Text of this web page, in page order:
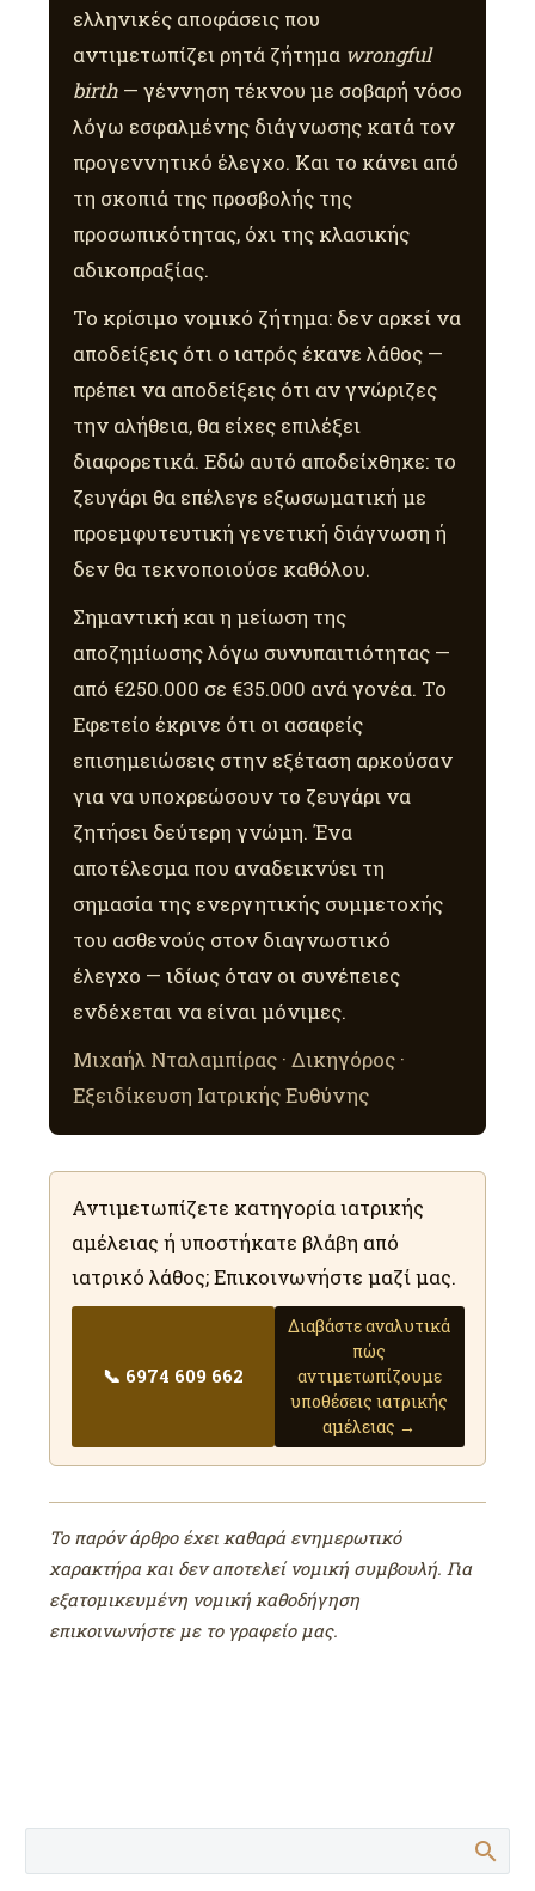
ελληνικές αποφάσεις που
αντιμετωπίζει ρητά ζήτημα wrongful
birth — γέννηση τέκνου με σοβαρή νόσο
λόγω εσφαλμένης διάγνωσης κατά τον
προγεννητικό έλεγχο. Και το κάνει από
τη σκοπιά της προσβολής της
προσωπικότητας, όχι της κλασικής
αδικοπραξίας.
Το κρίσιμο νομικό ζήτημα: δεν αρκεί να
αποδείξεις ότι ο ιατρός έκανε λάθος —
πρέπει να αποδείξεις ότι αν γνώριζες
την αλήθεια, θα είχες επιλέξει
διαφορετικά. Εδώ αυτό αποδείχθηκε: το
ζευγάρι θα επέλεγε εξωσωματική με
προεμφυτευτική γενετική διάγνωση ή
δεν θα τεκνοποιούσε καθόλου.
Σημαντική και η μείωση της
αποζημίωσης λόγω συνυπαιτιότητας —
από €250.000 σε €35.000 ανά γονέα. Το
Εφετείο έκρινε ότι οι ασαφείς
επισημειώσεις στην εξέταση αρκούσαν
για να υποχρεώσουν το ζευγάρι να
ζητήσει δεύτερη γνώμη. Ένα
αποτέλεσμα που αναδεικνύει τη
σημασία της ενεργητικής συμμετοχής
του ασθενούς στον διαγνωστικό
έλεγχο — ιδίως όταν οι συνέπειες
ενδέχεται να είναι μόνιμες.
Μιχαήλ Νταλαμπίρας · Δικηγόρος ·
Εξειδίκευση Ιατρικής Ευθύνης
Αντιμετωπίζετε κατηγορία ιατρικής
αμέλειας ή υποστήκατε βλάβη από
ιατρικό λάθος; Επικοινωνήστε μαζί μας.
📞 6974 609 662
Διαβάστε αναλυτικά
πώς
αντιμετωπίζουμε
υποθέσεις ιατρικής
αμέλειας →
Το παρόν άρθρο έχει καθαρά ενημερωτικό
χαρακτήρα και δεν αποτελεί νομική συμβουλή. Για
εξατομικευμένη νομική καθοδήγηση
επικοινωνήστε με το γραφείο μας.